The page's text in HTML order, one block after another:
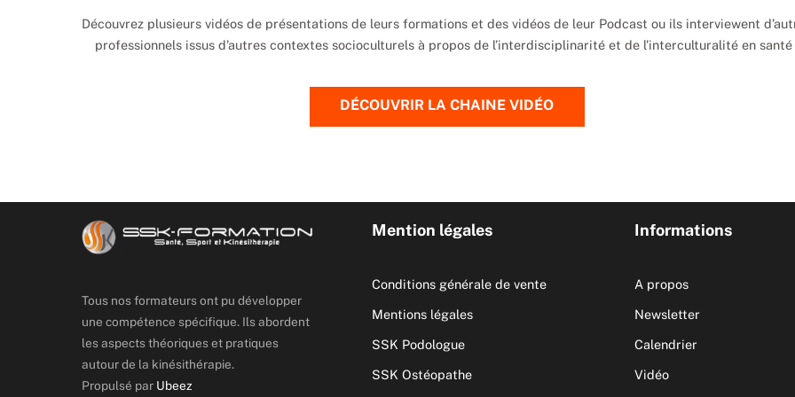
Découvrez plusieurs vidéos de présentations de leurs formations et des vidéos de leur Podcast ou ils interviewent
professionnels issus d’autres contextes socioculturels à propos de l’interdisciplinarité et de l’interculturalité en santé
DÉCOUVRIR LA CHAINE VIDÉO
Tous nos formateurs ont pu développer
une compétence spécifique. Ils abordent
les aspects théoriques et pratiques
autour de la kinésithérapie.
Propulsé par Ubeez
Mention légales
Conditions générale de vente
Mentions légales
SSK Podologue
SSK Ostéopathe
Informations
A propos
Newsletter
Calendrier
Vidéo